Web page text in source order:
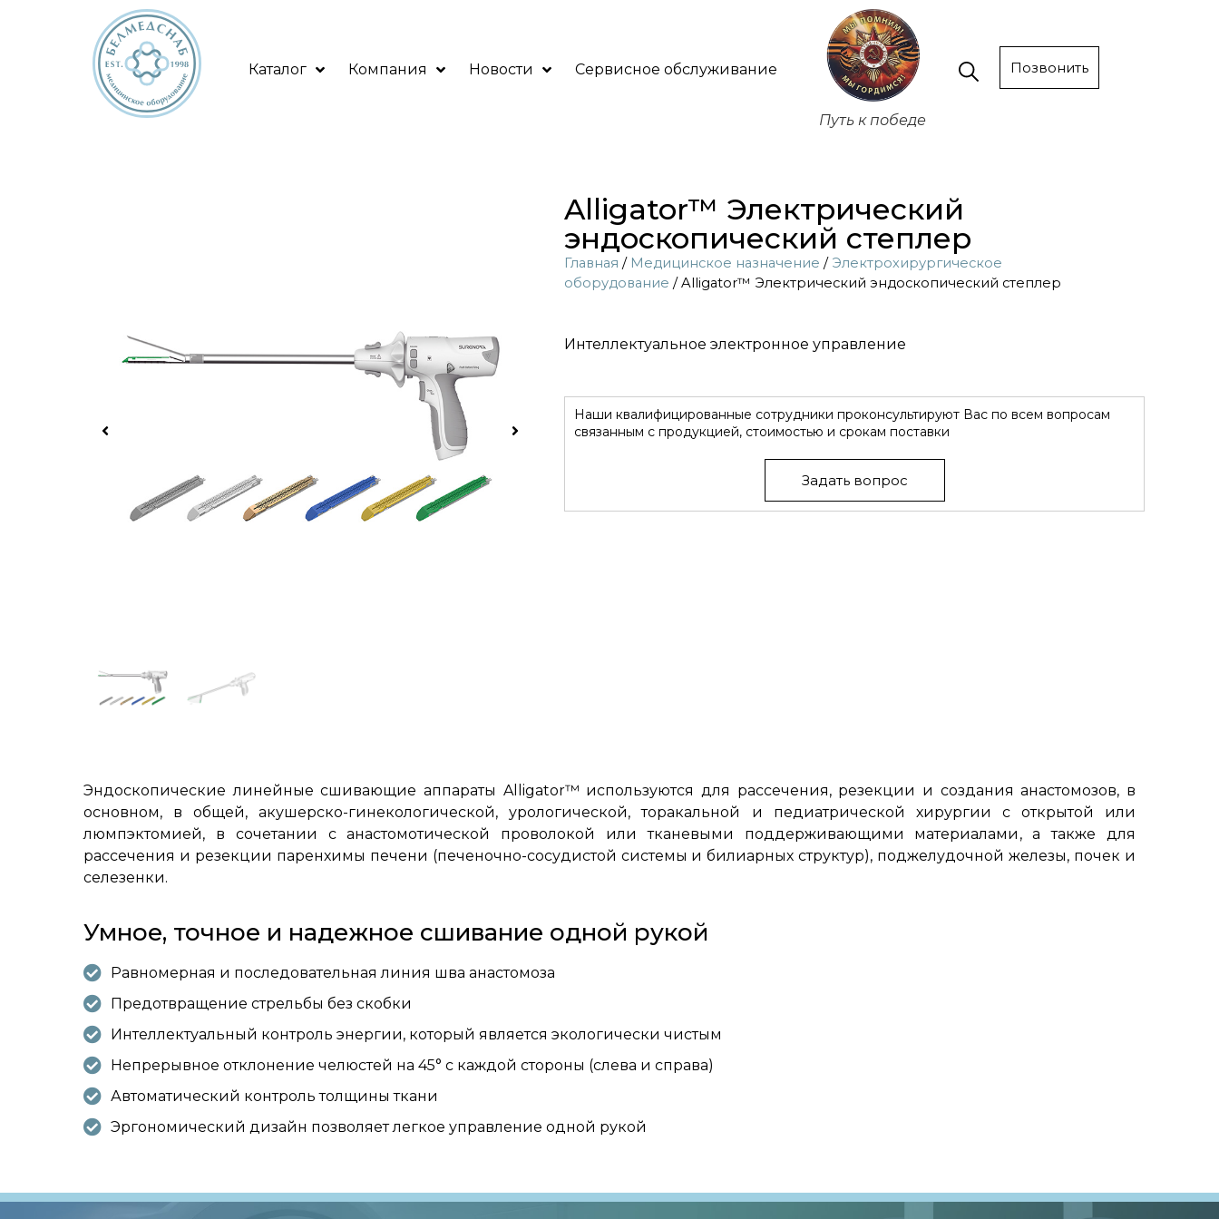
Каталог Компания Новости Сервисное обслуживание
Путь к победе
Позвонить
Alligator™ Электрический
эндоскопический степлер
Главная / Медицинское назначение / Электрохирургическое
оборудование / Alligator™ Электрический эндоскопический степлер
Интеллектуальное электронное управление
Наши квалифицированные сотрудники проконсультируют Вас по всем вопросам
связанным с продукцией, стоимостью и срокам поставки
Задать вопрос
Эндоскопические линейные сшивающие аппараты Alligator™ используются для рассечения, резекции и создания анастомозов, в
основном, в общей, акушерско-гинекологической, урологической, торакальной и педиатрической хирургии с открытой или
люмпэктомией, в сочетании с анастомотической проволокой или тканевыми поддерживающими материалами, а также для
рассечения и резекции паренхимы печени (печеночно-сосудистой системы и билиарных структур), поджелудочной железы, почек и
селезенки.
Умное, точное и надежное сшивание одной рукой
Равномерная и последовательная линия шва анастомоза
Предотвращение стрельбы без скобки
Интеллектуальный контроль энергии, который является экологически чистым
Непрерывное отклонение челюстей на 45° с каждой стороны (слева и справа)
Автоматический контроль толщины ткани
Эргономический дизайн позволяет легкое управление одной рукой